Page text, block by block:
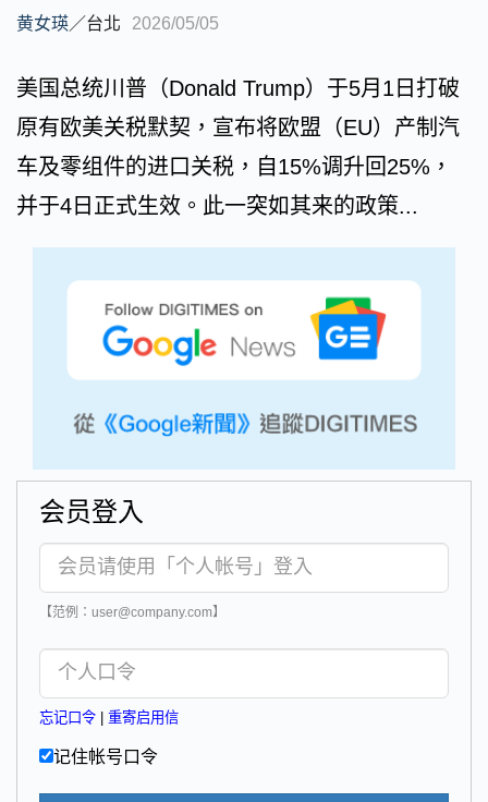
黄女瑛／台北 2026/05/05
美国总统川普（Donald Trump）于5月1日打破
原有欧美关税默契，宣布将欧盟（EU）产制汽
车及零组件的进口关税，自15%调升回25%，
并于4日正式生效。此一突如其来的政策...
会员登入
【范例：user@company.com】
忘记口令 重寄启用信
记住帐号口令